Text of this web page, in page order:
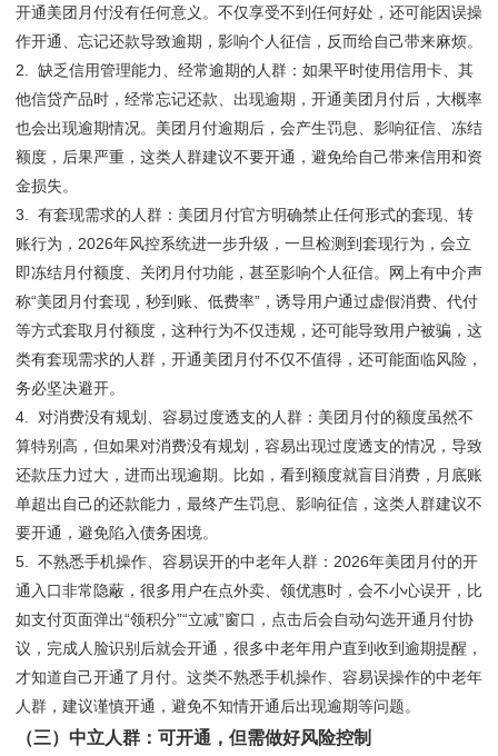
开通美团月付没有任何意义。不仅享受不到任何好处，还可能因误操
作开通、忘记还款导致逾期，影响个人征信，反而给自己带来麻烦。
2. 缺乏信用管理能力、经常逾期的人群：如果平时使用信用卡、其
他信贷产品时，经常忘记还款、出现逾期，开通美团月付后，大概率
也会出现逾期情况。美团月付逾期后，会产生罚息、影响征信、冻结
额度，后果严重，这类人群建议不要开通，避免给自己带来信用和资
金损失。
3. 有套现需求的人群：美团月付官方明确禁止任何形式的套现、转
账行为，2026年风控系统进一步升级，一旦检测到套现行为，会立
即冻结月付额度、关闭月付功能，甚至影响个人征信。网上有中介声
称“美团月付套现，秒到账、低费率”，诱导用户通过虚假消费、代付
等方式套取月付额度，这种行为不仅违规，还可能导致用户被骗，这
类有套现需求的人群，开通美团月付不仅不值得，还可能面临风险，
务必坚决避开。
4. 对消费没有规划、容易过度透支的人群：美团月付的额度虽然不
算特别高，但如果对消费没有规划，容易出现过度透支的情况，导致
还款压力过大，进而出现逾期。比如，看到额度就盲目消费，月底账
单超出自己的还款能力，最终产生罚息、影响征信，这类人群建议不
要开通，避免陷入债务困境。
5. 不熟悉手机操作、容易误开的中老年人群：2026年美团月付的开
通入口非常隐蔽，很多用户在点外卖、领优惠时，会不小心误开，比
如支付页面弹出“领积分”“立减”窗口，点击后会自动勾选开通月付协
议，完成人脸识别后就会开通，很多中老年用户直到收到逾期提醒，
才知道自己开通了月付。这类不熟悉手机操作、容易误操作的中老年
人群，建议谨慎开通，避免不知情开通后出现逾期等问题。
（三）中立人群：可开通，但需做好风险控制